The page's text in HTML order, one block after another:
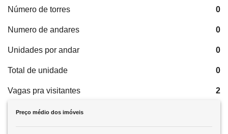
Número de torres 0
Numero de andares 0
Unidades por andar 0
Total de unidade 0
Vagas pra visitantes 2
Preço médio dos imóveis